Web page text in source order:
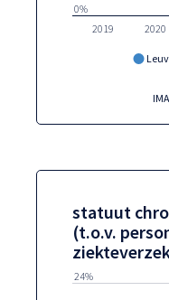
2019 2020
0%
statuut
(t.o.v.
24%